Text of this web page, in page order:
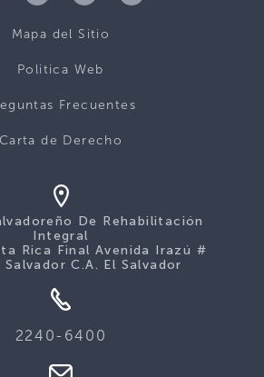
Mapa del Sitio
Politica Web
Frecuentes
Carta de Derecho
De Rehabilitación
Integral
Rica Final Avenida Irazú #
Salvador C.A. El Salvador
2240-6400